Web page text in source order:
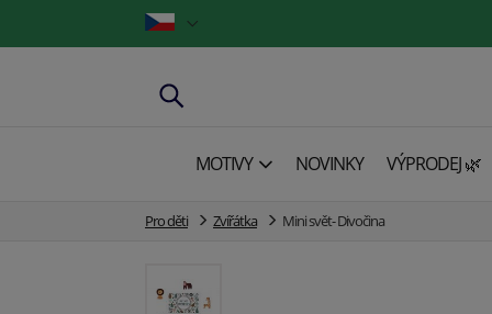
MOTIVY NOVINKY VÝPRODEJ 🌿
Pro děti Zvířátka Mini svět- Divočina